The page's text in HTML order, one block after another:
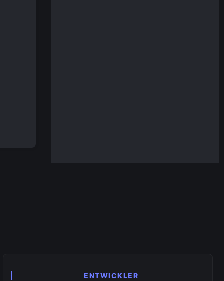
ENTWICKLER